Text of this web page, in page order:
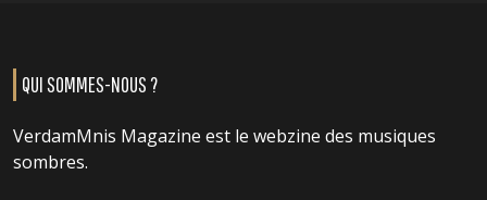
QUI SOMMES-NOUS ?
VerdamMnis Magazine est le webzine des musiques
sombres.